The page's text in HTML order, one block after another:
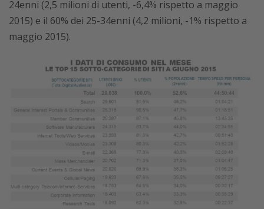
24enni (2,5 milioni di utenti, -6,4% rispetto a maggio
2015) e il 60% dei 25-34enni (4,2 milioni, -1% rispetto a
maggio 2015).